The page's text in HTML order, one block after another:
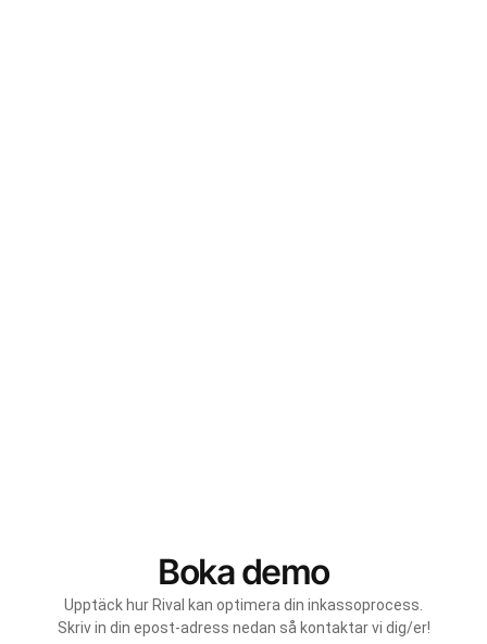
Boka demo
Upptäck hur Rival kan optimera din inkassoprocess.
Skriv in din epost-adress nedan så kontaktar vi dig/er!